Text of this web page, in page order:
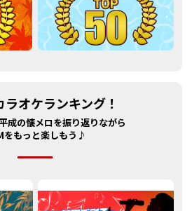
ラオケランキング！
成の懐メロを振り返りながら
をもっと楽しもう♪